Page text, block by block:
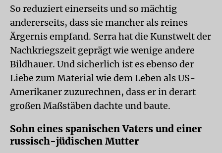
So reduziert einerseits und so mächtig
andererseits, dass sie mancher als reines
Ärgernis empfand. Serra hat die Kunstwelt der
Nachkriegszeit geprägt wie wenige andere
Bildhauer. Und sicherlich ist es ebenso der
Liebe zum Material wie dem Leben als US-
Amerikaner zuzurechnen, dass er in derart
großen Maßstäben dachte und baute.
Sohn eines spanischen Vaters und einer
russisch-jüdischen Mutter